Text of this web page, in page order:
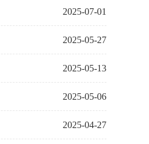
2025-07-01
2025-05-27
2025-05-13
2025-05-06
2025-04-27